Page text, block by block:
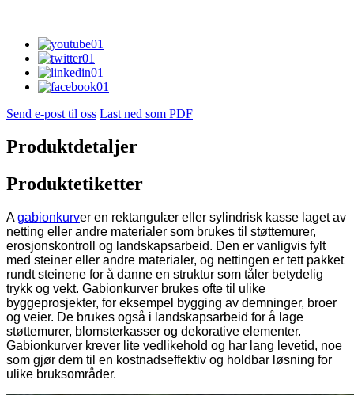
Send e-post til oss Last ned som PDF
Produktdetaljer
Produktetiketter
Agabionkurver en rektangulær eller sylindrisk kasse laget av
netting eller andre materialer som brukes til støttemurer,
erosjonskontroll og landskapsarbeid. Den er vanligvis fylt
med steiner eller andre materialer, og nettingen er tett pakket
rundt steinene for å danne en struktur som tåler betydelig
trykk og vekt. Gabionkurver brukes ofte til ulike
byggeprosjekter, for eksempel bygging av demninger, broer
og veier. De brukes også i landskapsarbeid for å lage
støttemurer, blomsterkasser og dekorative elementer.
Gabionkurver krever lite vedlikehold og har lang levetid, noe
som gjør dem til en kostnadseffektiv og holdbar løsning for
ulike bruksområder.